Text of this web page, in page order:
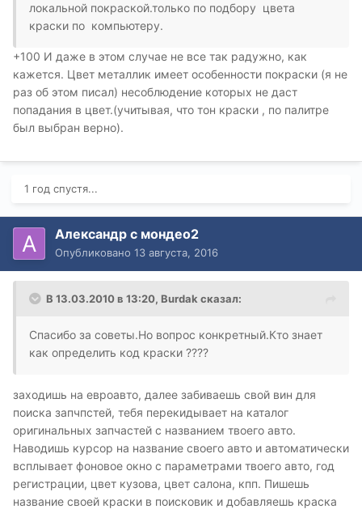
локальной покраской.только по подбору цвета
краски по компьютеру.
+100 И даже в этом случае не все так радужно, как
кажется. Цвет металлик имеет особенности покраски (я не
раз об этом писал) несоблюдение которых не даст
попадания в цвет.(учитывая, что тон краски , по палитре
был выбран верно).
1 год спустя...
Александр с мондео2
Опубликовано 13 августа, 2016
В 13.03.2010 в 13:20, Burdak сказал:
Спасибо за советы.Но вопрос конкретный.Кто знает
как определить код краски ????
заходишь на евроавто, далее забиваешь свой вин для
поиска запчпстей, тебя перекидывает на каталог
оригинальных запчастей с названием твоего авто.
Наводишь курсор на название своего авто и автоматически
всплывает фоновое окно с параметрами твоего авто, год
регистрации, цвет кузова, цвет салона, кпп. Пишешь
название своей краски в поисковик и добавляешь краска